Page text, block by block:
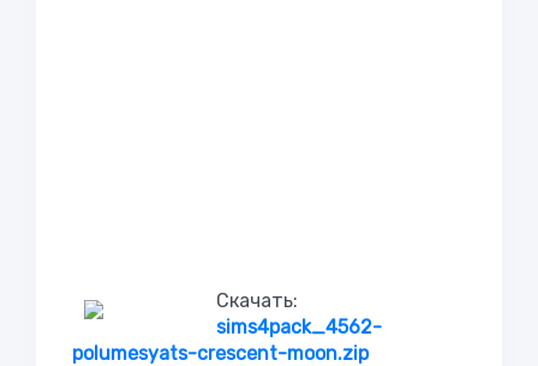
Скачать:
sims4pack_4562-
polumesyats-crescent-moon.zip